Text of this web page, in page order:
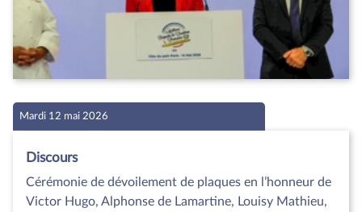
Mardi 12 mai 2026
Discours
Cérémonie de dévoilement de plaques en l’honneur de
Victor Hugo, Alphonse de Lamartine, Louisy Mathieu,